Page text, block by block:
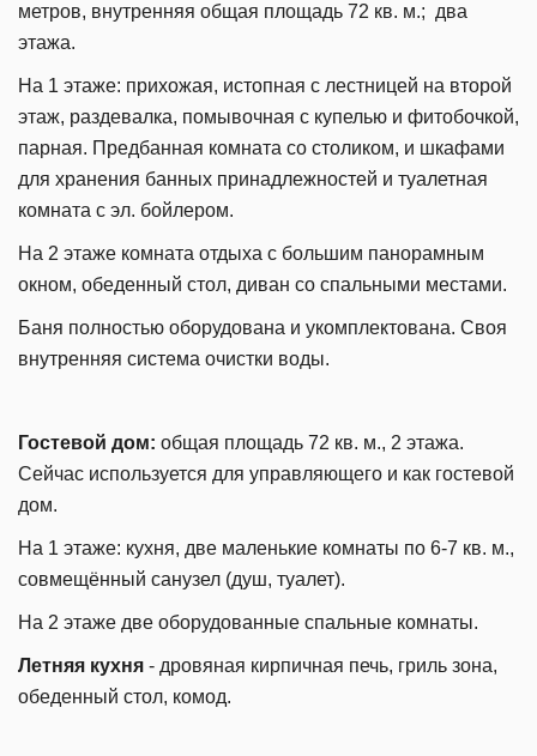
метров, внутренняя общая площадь 72 кв. м.; два
этажа.
На 1 этаже: прихожая, истопная с лестницей на второй
этаж, раздевалка, помывочная с купелью и фитобочкой,
парная. Предбанная комната со столиком, и шкафами
для хранения банных принадлежностей и туалетная
комната с эл. бойлером.
На 2 этаже комната отдыха с большим панорамным
окном, обеденный стол, диван со спальными местами.
Баня полностью оборудована и укомплектована. Своя
внутренняя система очистки воды.
Гостевой дом: общая площадь 72 кв. м., 2 этажа.
Сейчас используется для управляющего и как гостевой
дом.
На 1 этаже: кухня, две маленькие комнаты по 6-7 кв. м.,
совмещённый санузел (душ, туалет).
На 2 этаже две оборудованные спальные комнаты.
Летняя кухня - дровяная кирпичная печь, гриль зона,
обеденный стол, комод.